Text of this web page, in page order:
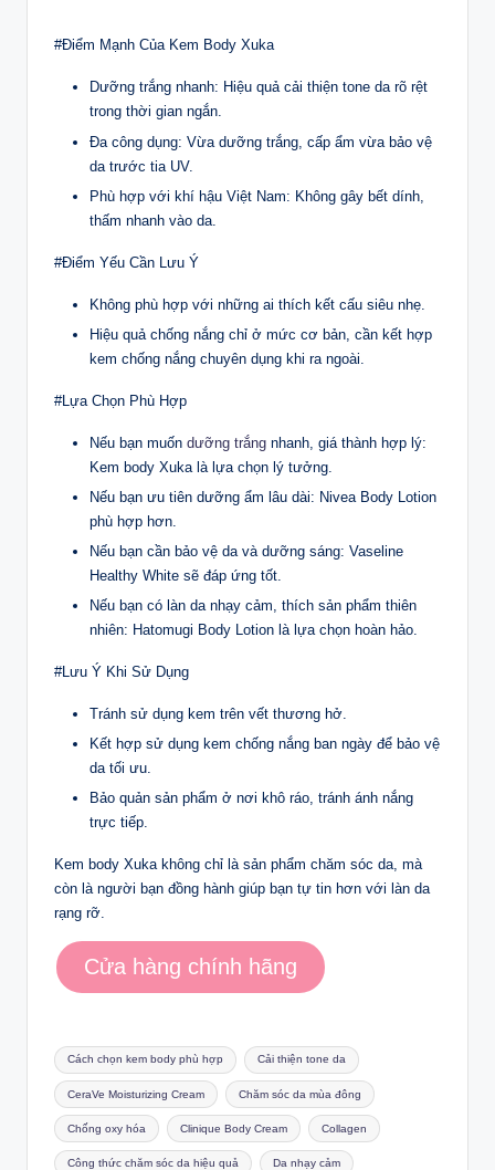
#Điểm Mạnh Của Kem Body Xuka
Dưỡng trắng nhanh: Hiệu quả cải thiện tone da rõ rệt
trong thời gian ngắn.
Đa công dụng: Vừa dưỡng trắng, cấp ẩm vừa bảo vệ
da trước tia UV.
Phù hợp với khí hậu Việt Nam: Không gây bết dính,
thấm nhanh vào da.
#Điểm Yếu Cần Lưu Ý
Không phù hợp với những ai thích kết cấu siêu nhẹ.
Hiệu quả chống nắng chỉ ở mức cơ bản, cần kết hợp
kem chống nắng chuyên dụng khi ra ngoài.
#Lựa Chọn Phù Hợp
Nếu bạn muốn dưỡng trắng nhanh, giá thành hợp lý:
Kem body Xuka là lựa chọn lý tưởng.
Nếu bạn ưu tiên dưỡng ẩm lâu dài: Nivea Body Lotion
phù hợp hơn.
Nếu bạn cần bảo vệ da và dưỡng sáng: Vaseline
Healthy White sẽ đáp ứng tốt.
Nếu bạn có làn da nhạy cảm, thích sản phẩm thiên
nhiên: Hatomugi Body Lotion là lựa chọn hoàn hảo.
#Lưu Ý Khi Sử Dụng
Tránh sử dụng kem trên vết thương hở.
Kết hợp sử dụng kem chống nắng ban ngày để bảo vệ
da tối ưu.
Bảo quản sản phẩm ở nơi khô ráo, tránh ánh nắng
trực tiếp.
Kem body Xuka không chỉ là sản phẩm chăm sóc da, mà
còn là người bạn đồng hành giúp bạn tự tin hơn với làn da
rạng rỡ.
Cửa hàng chính hãng
Tags:
Cách chọn kem body phù hợp Cải thiện tone da
CeraVe Moisturizing Cream Chăm sóc da mùa đông
Chống oxy hóa Clinique Body Cream Collagen
Công thức chăm sóc da hiệu quả Da nhạy cảm